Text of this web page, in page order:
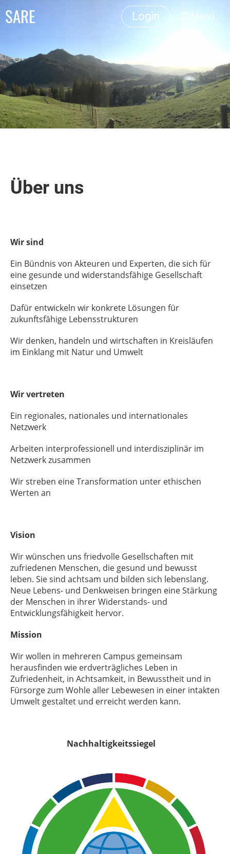
SARE Login Menü
Über uns
Wir sind
Ein Bündnis von Akteuren und Experten, die sich für
eine gesunde und widerstandsfähige Gesellschaft
einsetzen
Dafür entwickeln wir konkrete Lösungen für
zukunftsfähige Lebensstrukturen
Wir denken, handeln und wirtschaften in Kreisläufen
im Einklang mit Natur und Umwelt
Wir vertreten
Ein regionales, nationales und internationales
Netzwerk
Arbeiten interprofessionell und interdisziplinär im
Netzwerk zusammen
Wir streben eine Transformation unter ethischen
Werten an
Vision
Wir wünschen uns friedvolle Gesellschaften mit
zufriedenen Menschen, die gesund und bewusst
leben. Sie sind achtsam und bilden sich lebenslang.
Neue Lebens- und Denkweisen bringen eine Stärkung
der Menschen in ihrer Widerstands- und
Entwicklungsfähigkeit hervor.
Mission
Wir wollen in mehreren Campus gemeinsam
herausfinden wie erdverträgliches Leben in
Zufriedenheit, in Achtsamkeit, in Bewusstheit und in
Fürsorge zum Wohle aller Lebewesen in einer intakten
Umwelt gestaltet und erreicht werden kann.
Nachhaltigkeitssiegel